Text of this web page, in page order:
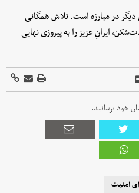
در مبارزه است. تلاش همگانی
ایرانِ عزیز را به پیروزی نهایی
خود برسانید.
امنیت